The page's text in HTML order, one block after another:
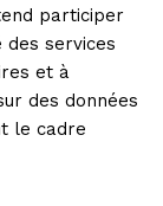
participer
services
et à
des données
le cadre